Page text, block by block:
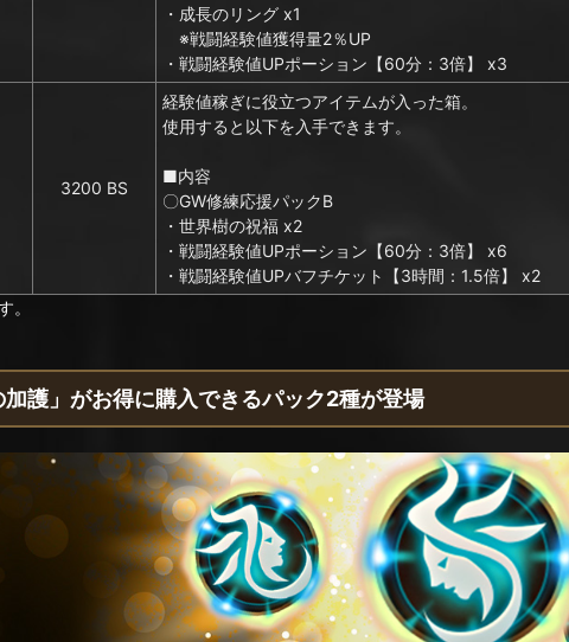
・成長のリング x1
※戦闘経験値獲得量2％UP
・戦闘経験値UPポーション【60分：3倍】 x3
3200 BS
経験値稼ぎに役立つアイテムが入った箱。
使用すると以下を入手できます。
■内容
〇GW修練応援パックB
・世界樹の祝福 x2
・戦闘経験値UPポーション【60分：3倍】 x6
・戦闘経験値UPバフチケット【3時間：1.5倍】 x2
。
加護」がお得に購入できるパック2種が登場